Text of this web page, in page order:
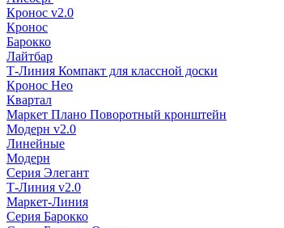
Кронос v2.0
Кронос
Барокко
Лайтбар
Т-Линия Компакт для классной доски
Кронос Нео
Квартал
Маркет Плано Поворотный кронштейн
Модерн v2.0
Линейные
Модерн
Серия Элегант
Т-Линия v2.0
Маркет-Линия
Серия Барокко